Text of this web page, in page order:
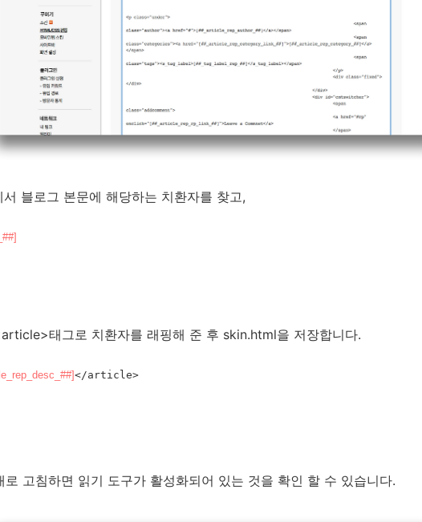
블로그 본문에 해당하는 치환자를 찾고,
태그로 치환자를 래핑해 준 후 skin.html을 저장합니다.
</article>
고침하면 읽기 도구가 활성화되어 있는 것을 확인 할 수 있습니다.